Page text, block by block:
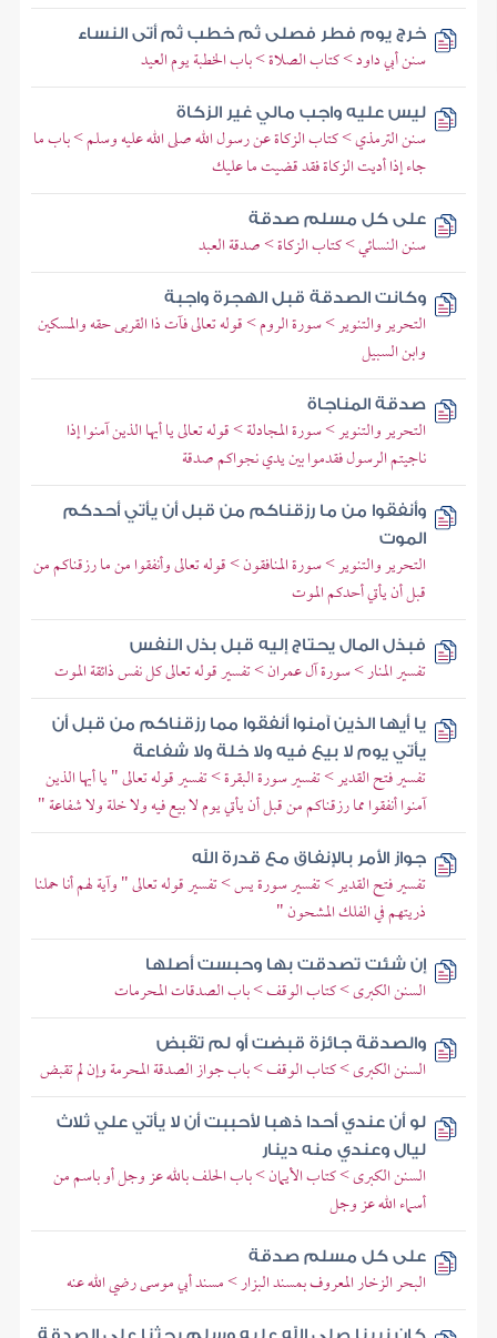
خرج يوم فطر فصلى ثم خطب ثم أتى النساء
سنن أبي داود > كتاب الصلاة > باب الخطبة يوم العيد
ليس عليه واجب مالي غير الزكاة
سنن الترمذي > كتاب الزكاة عن رسول الله صلى الله عليه وسلم > باب ما
جاء إذا أديت الزكاة فقد قضيت ما عليك
على كل مسلم صدقة
سنن النسائي > كتاب الزكاة > صدقة العبد
وكانت الصدقة قبل الهجرة واجبة
التحرير والتنوير > سورة الروم > قوله تعالى فآت ذا القربى حقه والمسكين
وابن السبيل
صدقة المناجاة
التحرير والتنوير > سورة المجادلة > قوله تعالى يا أيها الذين آمنوا إذا
ناجيتم الرسول فقدموا بين يدي نجواكم صدقة
وأنفقوا من ما رزقناكم من قبل أن يأتي أحدكم
الموت
التحرير والتنوير > سورة المنافقون > قوله تعالى وأنفقوا من ما رزقناكم من
قبل أن يأتي أحدكم الموت
فبذل المال يحتاج إليه قبل بذل النفس
تفسير المنار > سورة آل عمران > تفسير قوله تعالى كل نفس ذائقة الموت
يا أيها الذين آمنوا أنفقوا مما رزقناكم من قبل أن
يأتي يوم لا بيع فيه ولا خلة ولا شفاعة
تفسير فتح القدير > تفسير سورة البقرة > تفسير قوله تعالى " يا أيها الذين
آمنوا أنفقوا مما رزقناكم من قبل أن يأتي يوم لا بيع فيه ولا خلة ولا شفاعة "
جواز الأمر بالإنفاق مع قدرة الله
تفسير فتح القدير > تفسير سورة يس > تفسير قوله تعالى " وآية لهم أنا حملنا
ذريتهم في الفلك المشحون "
إن شئت تصدقت بها وحبست أصلها
السنن الكبرى > كتاب الوقف > باب الصدقات المحرمات
والصدقة جائزة قبضت أو لم تقبض
السنن الكبرى > كتاب الوقف > باب جواز الصدقة المحرمة وإن لم تقبض
لو أن عندي أحدا ذهبا لأحببت أن لا يأتي علي ثلاث
ليال وعندي منه دينار
السنن الكبرى > كتاب الأيمان > باب الحلف بالله عز وجل أو باسم من
أسماء الله عز وجل
على كل مسلم صدقة
البحر الزخار المعروف بمسند البزار > مسند أبي موسى رضي الله عنه